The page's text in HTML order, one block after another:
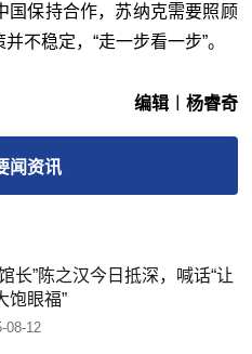
国保持合作，苏纳克需要照顾
不稳定，“走一步看一步”。
编辑︱杨睿奇
闻资讯
长”陈之汉今日抵深，喊话“让
饱眼福”
08-12